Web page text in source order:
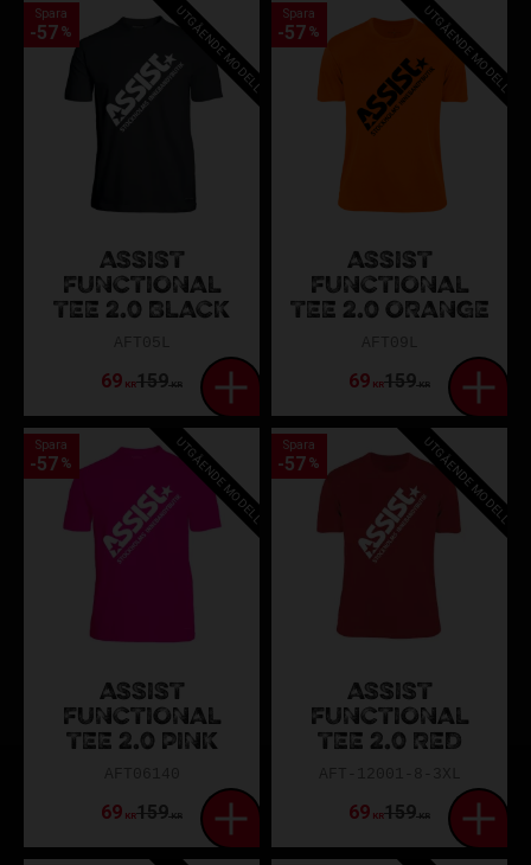
ASSIST
FUNCTIONAL
TEE 2.0 BLACK
69 KR159KR
Spara
57 % UTGÅENDE MODELL
ASSIST
FUNCTIONAL
TEE 2.0 ORANGE
69 KR159KR
Spara
57 % UTGÅENDE MODELL
ASSIST
FUNCTIONAL
TEE 2.0 PINK
69 KR159KR
Spara
57 % UTGÅENDE MODELL
ASSIST
FUNCTIONAL
TEE 2.0 RED
69 KR159KR
Spara
57 % UTGÅENDE MODELL